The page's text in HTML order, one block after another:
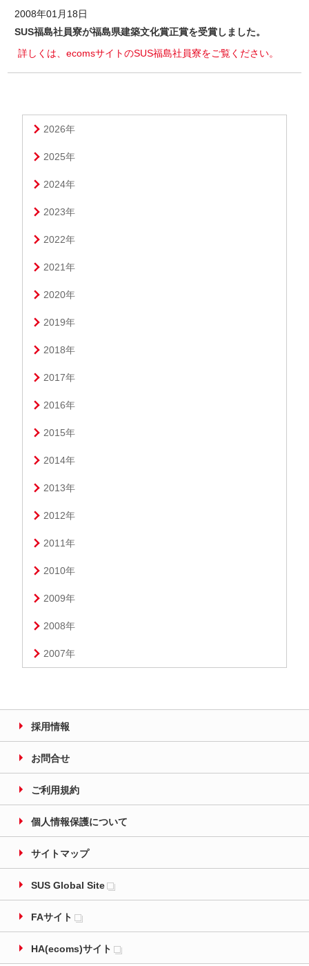
2008年01月18日
SUS福島社員寮が福島県建築文化賞正賞を受賞しました。
詳しくは、ecomsサイトのSUS福島社員寮をご覧ください。
2026年
2025年
2024年
2023年
2022年
2021年
2020年
2019年
2018年
2017年
2016年
2015年
2014年
2013年
2012年
2011年
2010年
2009年
2008年
2007年
採用情報
お問合せ
ご利用規約
個人情報保護について
サイトマップ
SUS Global Site
FAサイト
HA(ecoms)サイト